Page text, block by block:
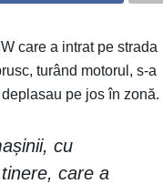
care a intrat pe strada
turând motorul, s-a
pe jos în zonă.
cu
care a